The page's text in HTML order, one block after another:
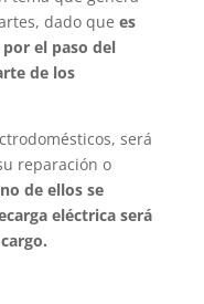
dado que es
el paso del
de los
será
reparación o
de ellos se
eléctrica será